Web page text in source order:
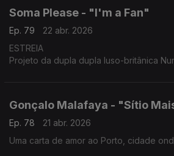
Soma Please - "I'm a Fan"
Ep. 79
22 abr. 2026
ESTREIA
Projeto da dupla dupla luso-britânica
Gonçalo Malafaya - "Sítio
Ep. 78
21 abr. 2026
Uma carta de amor ao Porto, cidade